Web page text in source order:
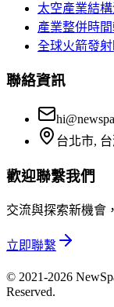
太空產業結
產業整併時
全球火箭發
聯絡資訊
台北市,
歡迎聯繫我們
交流與探索新機會
立即聯繫
© 2021-2026
Reserved.